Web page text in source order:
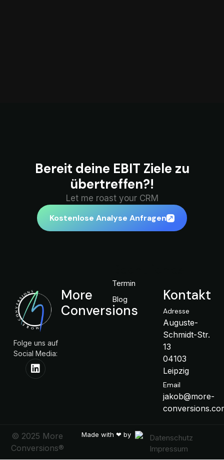
Bereit deine EBIT Ziele zu
übertreffen?!
Let me roast your CRM
Kostenlose Analyse Anfragen
Kontakt
Adresse
Auguste-
Schmidt-Str.
13
04103
Leipzig
Email
jakob@more-
Termin
Blog
More
Conversions
Folge uns auf
Social Media:
Datenschutz
Impressum
Made with ❤ by
© 2025 More
Conversions®